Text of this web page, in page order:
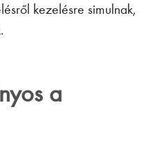
kezelésre simulnak,
a